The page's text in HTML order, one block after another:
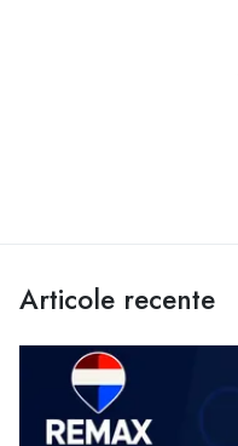
Articole recente